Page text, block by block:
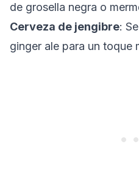
de grosella negra o
Cerveza de jengibre:
ginger ale para un toque